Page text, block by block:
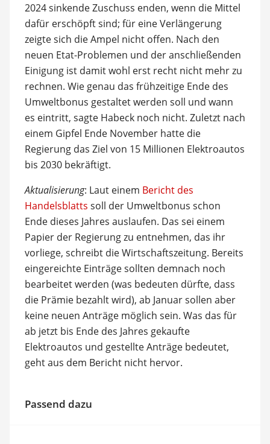
2024 sinkende Zuschuss enden, wenn die Mittel
dafür erschöpft sind; für eine Verlängerung
zeigte sich die Ampel nicht offen. Nach den
neuen Etat-Problemen und der anschließenden
Einigung ist damit wohl erst recht nicht mehr zu
rechnen. Wie genau das frühzeitige Ende des
Umweltbonus gestaltet werden soll und wann
es eintritt, sagte Habeck noch nicht. Zuletzt nach
einem Gipfel Ende November hatte die
Regierung das Ziel von 15 Millionen Elektroautos
bis 2030 bekräftigt.
Aktualisierung: Laut einem Bericht des
Handelsblatts soll der Umweltbonus schon
Ende dieses Jahres auslaufen. Das sei einem
Papier der Regierung zu entnehmen, das ihr
vorliege, schreibt die Wirtschaftszeitung. Bereits
eingereichte Einträge sollten demnach noch
bearbeitet werden (was bedeuten dürfte, dass
die Prämie bezahlt wird), ab Januar sollen aber
keine neuen Anträge möglich sein. Was das für
ab jetzt bis Ende des Jahres gekaufte
Elektroautos und gestellte Anträge bedeutet,
geht aus dem Bericht nicht hervor.
Passend dazu